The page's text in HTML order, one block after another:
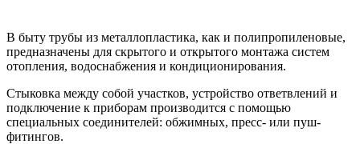
В быту трубы из металлопластика, как и полипропиленовые,
предназначены для скрытого и открытого монтажа систем
отопления, водоснабжения и кондиционирования.
Стыковка между собой участков, устройство ответвлений и
подключение к приборам производится с помощью
специальных соединителей: обжимных, пресс- или пуш-
фитингов.